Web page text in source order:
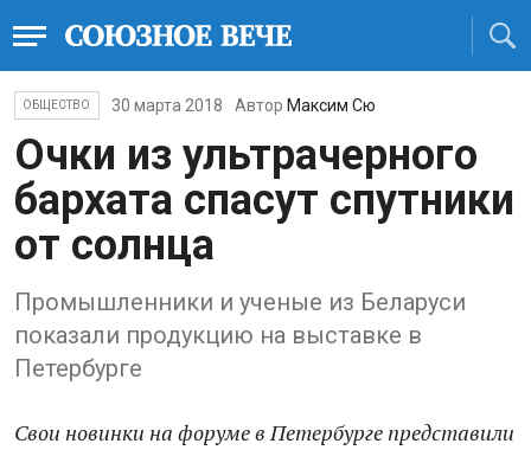
ОБЩЕСТВО 30 марта 2018 Автор Максим Сю
Очки из ультрачерного
бархата спасут спутники
от солнца
Промышленники и ученые из Беларуси
показали продукцию на выставке в
Петербурге
Свои новинки на форуме в Петербурге представили